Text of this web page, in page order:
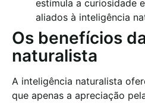
estimula a curiosidade
aliados à inteligência
Os benefícios
naturalista
A inteligência naturalista
que apenas a apreciação